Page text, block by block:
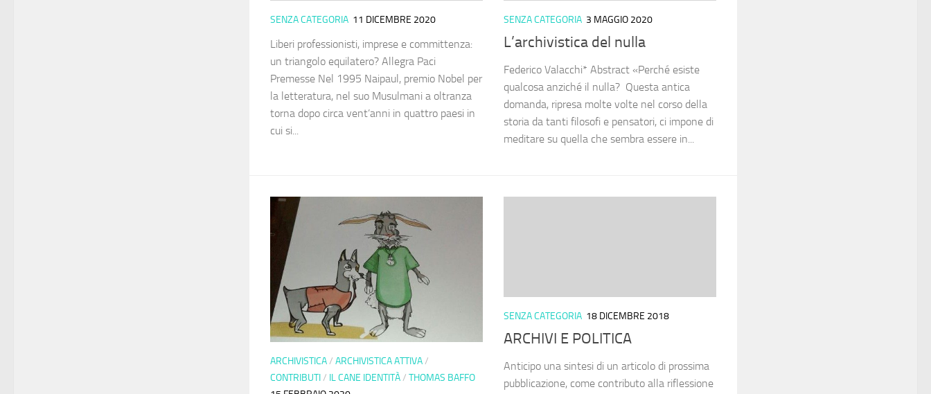
SENZA CATEGORIA 11 DICEMBRE 2020
Liberi professionisti, imprese e committenza:
un triangolo equilatero? Allegra Paci
Premesse Nel 1995 Naipaul, premio Nobel per
la letteratura, nel suo Musulmani a oltranza
torna dopo circa vent’anni in quattro paesi in
cui si...
SENZA CATEGORIA 3 MAGGIO 2020
L’archivistica del nulla
Federico Valacchi* Abstract «Perché esiste
qualcosa anziché il nulla? Questa antica
domanda, ripresa molte volte nel corso della
storia da tanti filosofi e pensatori, ci impone di
meditare su quella che sembra essere in...
ARCHIVISTICA/ ARCHIVISTICA ATTIVA/
CONTRIBUTI/ IL CANE IDENTITÀ/ THOMAS BAFFO
SENZA CATEGORIA 18 DICEMBRE 2018
ARCHIVI E POLITICA
Anticipo una sintesi di un articolo di prossima
pubblicazione, come contributo alla riflessione